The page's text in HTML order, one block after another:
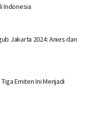
Indonesia
Jakarta 2024: Anies dan
Emiten Ini Menjadi